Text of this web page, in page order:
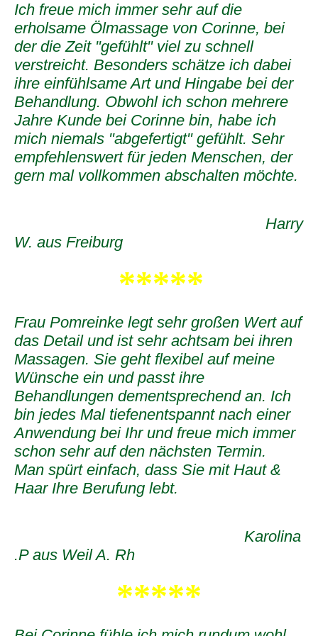
Ich freue mich immer sehr auf die
erholsame Ölmassage von Corinne, bei
der die Zeit "gefühlt" viel zu schnell
verstreicht. Besonders schätze ich dabei
ihre einfühlsame Art und Hingabe bei der
Behandlung. Obwohl ich schon mehrere
Jahre Kunde bei Corinne bin, habe ich
mich niemals "abgefertigt" gefühlt. Sehr
empfehlenswert für jeden Menschen, der
gern mal vollkommen abschalten möchte.
Harry
W. aus Freiburg
*****
Frau Pomreinke legt sehr großen Wert auf
das Detail und ist sehr achtsam bei ihren
Massagen. Sie geht flexibel auf meine
Wünsche ein und passt ihre
Behandlungen dementsprechend an. Ich
bin jedes Mal tiefenentspannt nach einer
Anwendung bei Ihr und freue mich immer
schon sehr auf den nächsten Termin.
Man spürt einfach, dass Sie mit Haut &
Haar Ihre Berufung lebt.
Karolina
.P aus Weil A. Rh
*****